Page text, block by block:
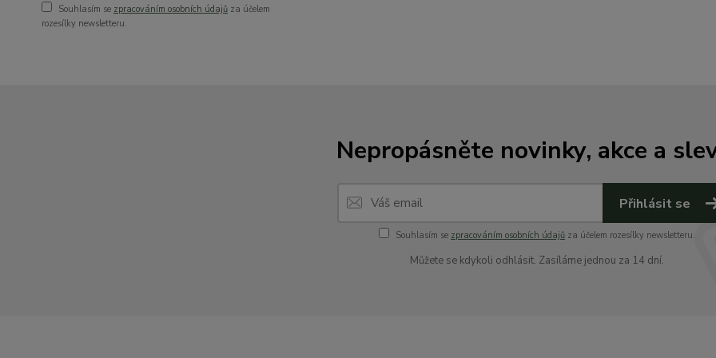
Souhlasím se zpracováním osobních údajů za účelem
rozesílky newsletteru.
Nepropásněte novinky, akce a
Přihlásit se
Souhlasím se zpracováním osobních údajů za účelem rozesílky newsletteru.
Můžete se kdykoli odhlásit. Zasíláme jednou za 14 dní.